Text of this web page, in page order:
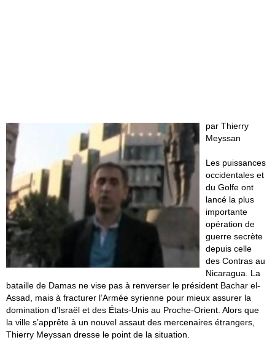
par Thierry
Meyssan
Les puissances
occidentales et
du Golfe ont
lancé la plus
importante
opération de
guerre secrète
depuis celle
des Contras au
Nicaragua. La
bataille de Damas ne vise pas à renverser le président Bachar el-
Assad, mais à fracturer l’Armée syrienne pour mieux assurer la
domination d’Israël et des États-Unis au Proche-Orient. Alors que
la ville s’apprête à un nouvel assaut des mercenaires étrangers,
Thierry Meyssan dresse le point de la situation.